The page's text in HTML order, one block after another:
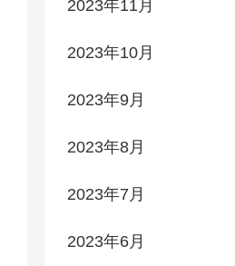
2023年11月
2023年10月
2023年9月
2023年8月
2023年7月
2023年6月